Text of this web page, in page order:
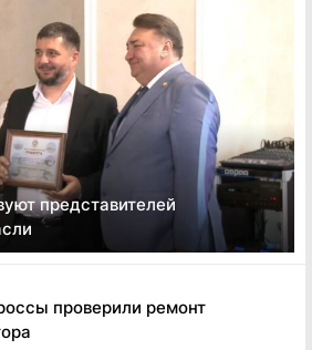
представителей
проверили ремонт